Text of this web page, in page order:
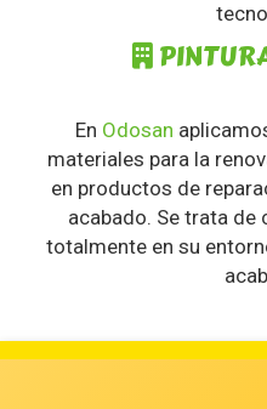
En Odosan
materiales para la
en productos de
acabado. Se trata de
totalmente en su